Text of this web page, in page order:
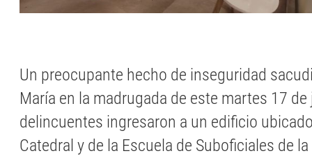
Un preocupante hecho de inseguridad
María en la madrugada de este martes 17
delincuentes ingresaron a un edificio
Catedral y de la Escuela de Suboficiales de